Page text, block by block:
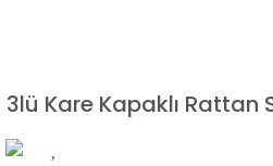
3lü Kare Kapaklı Rattan